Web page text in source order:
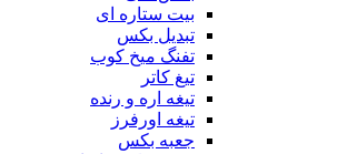
بیت ستاره ای
تبدیل بکس
تفنگ میخ کوب
تیغ کاتر
تیغه اره و رنده
تیغه اورفرز
جعبه بکس